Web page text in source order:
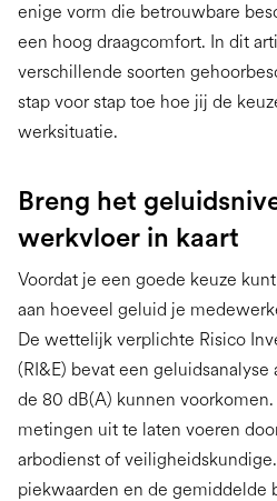
enige vorm die betrouwbare
een hoog draagcomfort. In dit
verschillende soorten
stap voor stap toe hoe jij de
werksituatie.
Breng het
werkvloer in kaart
Voordat je een goede keuze
aan hoeveel geluid je
De wettelijk verplichte Risico
(RI&E) bevat een
de 80 dB(A) kunnen
metingen uit te laten voeren
arbodienst of
piekwaarden en de gemiddelde